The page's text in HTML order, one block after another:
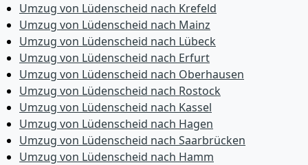
Umzug von Lüdenscheid nach Krefeld
Umzug von Lüdenscheid nach Mainz
Umzug von Lüdenscheid nach Lübeck
Umzug von Lüdenscheid nach Erfurt
Umzug von Lüdenscheid nach Oberhausen
Umzug von Lüdenscheid nach Rostock
Umzug von Lüdenscheid nach Kassel
Umzug von Lüdenscheid nach Hagen
Umzug von Lüdenscheid nach Saarbrücken
Umzug von Lüdenscheid nach Hamm